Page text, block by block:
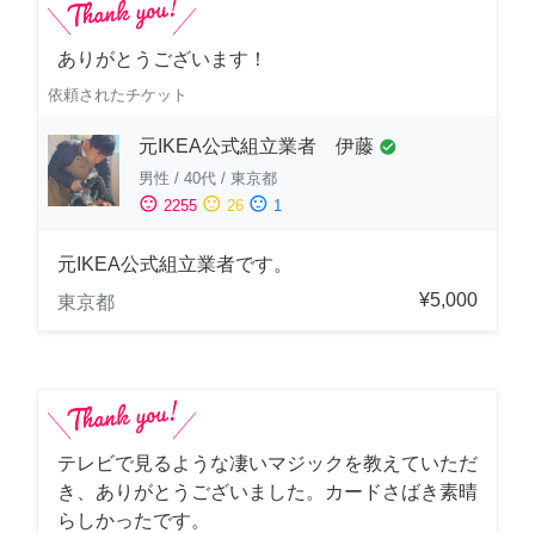
ありがとうございます！
依頼されたチケット
元IKEA公式組立業者 伊藤 check_circle
男性 / 40代 / 東京都
sentiment_satisfied 2255 sentiment_neutral 26 sentiment_dissatisfied 1
元IKEA公式組立業者です。
東京都
¥5,000
テレビで見るような凄いマジックを教えていただ
き、ありがとうございました。カードさばき素晴
らしかったです。